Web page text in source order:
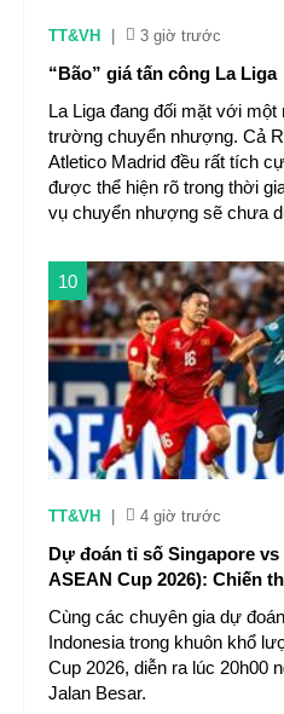
TT&VH 3 giờ trước
“Bão” giá tấn công La Liga
La Liga đang đối mặt với một
trường chuyển nhượng. Cả
Atletico Madrid đều rất tích
được thể hiện rõ trong thời
vụ chuyển nhượng sẽ chưa
10
TT&VH 4 giờ trước
Dự đoán tỉ số Singapore
ASEAN Cup 2026): Chiến
Cùng các chuyên gia dự
Indonesia trong khuôn khổ
Cup 2026, diễn ra lúc 20h00
Jalan Besar.